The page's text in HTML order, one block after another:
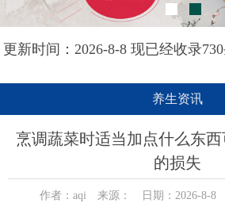
更新时间：2026-8-8 现已经收录
养生资讯
烹调蔬菜时适当加点什么东
的损失
作者：aqi 来源： 日期：2026-8-8